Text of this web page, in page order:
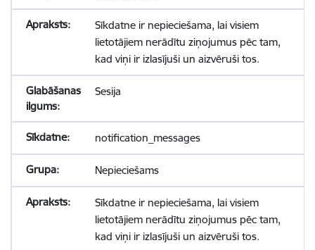
Sīkdatne ir nepieciešama, lai visiem
lietotājiem nerādītu ziņojumus pēc tam,
kad viņi ir izlasījuši un aizvēruši tos.
Sesija
notification_messages
Nepieciešams
Sīkdatne ir nepieciešama, lai visiem
lietotājiem nerādītu ziņojumus pēc tam,
kad viņi ir izlasījuši un aizvēruši tos.